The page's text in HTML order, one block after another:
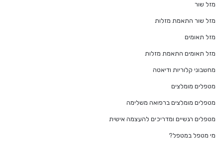
מזל שור
מזל שור התאמת מזלות
מזל תאומים
מזל תאומים התאמת מזלות
מחשבוני קלוריות ודיאטה
מטפלים מומלצים
מטפלים מומלצים ברפואה משלימה
מטפלים רגשיים ומדריכים להעצמה אישית
מי מטפל במטפל?